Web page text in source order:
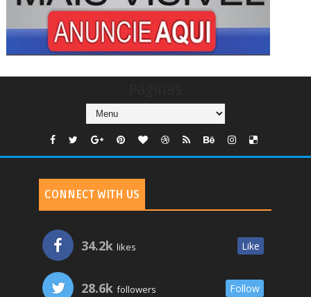
CONNECT WITH US
34.2k likes Like
28.6k followers Follow